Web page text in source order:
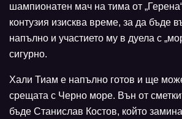
шампионатен мач на тима от
контузия изисква време, за да бъде
напълно и участието му в дуела с
сигурно.
Хали Тиам е напълно готов и ще
срещата с Черно море. Вън от
бъде Станислав Костов, който